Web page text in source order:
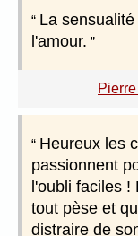
La
l'amour.
Heureux les
passionnent
l'oubli faciles
tout pèse et
distraire de